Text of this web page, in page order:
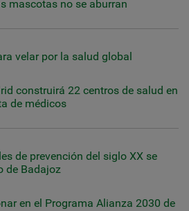
mascotas no se aburran
velar por la salud global
construirá 22 centros de salud en
de médicos
de prevención del siglo XX se
de Badajoz
en el Programa Alianza 2030 de